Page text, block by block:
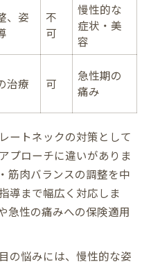
、姿
不
可
慢性的な
症状・美
容
治療 可
急性期の
痛み
ートネックの対策として
プローチに違いがありま
筋肉バランスの調整を中
導まで幅広く対応しま
急性の痛みへの保険適用
の悩みには、慢性的な姿